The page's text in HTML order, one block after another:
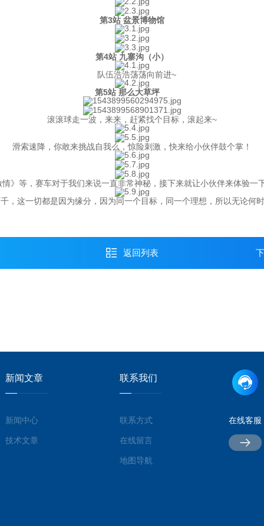
第3站 盆景博物馆
第4站 九寨沟（小）
队伍浩浩荡荡向前进~
第5站 那么大草坪
滚滚球走一波，来来，赶紧找个目标，滚起来~
滑索速降，你敢来挑战自我么，惊险刺激，快来给小伙伴鼓个掌！
等，赛车对于我们来说一直非常神秘，接下来就让小伙伴来体验一
这一切都是因为缘分，因为同一个目标，同一个理想，所以无论何
返回列表
新闻文章
新闻中心
技术文章
联系我们
联系方式
在线留言
地图导航
在线客服